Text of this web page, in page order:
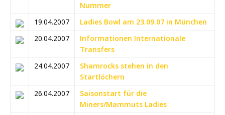
Nummer
19.04.2007
Ladies Bowl am 23.09.07 in München
20.04.2007
Informationen Internationale
Transfers
24.04.2007
Shamrocks stehen in den
Startlöchern
26.04.2007
Saisonstart für die
Miners/Mammuts Ladies